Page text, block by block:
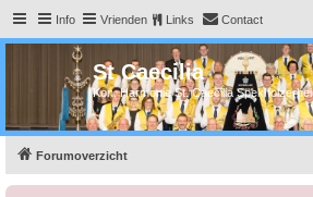
Info Vrienden Links Contact
St Caecilia
Kon. Harmonie St. Caecilia
Forumoverzicht